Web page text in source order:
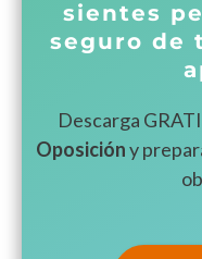
sientes
seguro de
Descarga
Oposicióny